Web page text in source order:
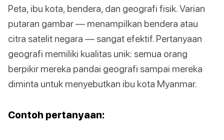
Peta, ibu kota, bendera, dan geografi fisik. Varian
putaran gambar — menampilkan bendera atau
citra satelit negara — sangat efektif. Pertanyaan
geografi memiliki kualitas unik: semua orang
berpikir mereka pandai geografi sampai mereka
diminta untuk menyebutkan ibu kota Myanmar.
Contoh pertanyaan: